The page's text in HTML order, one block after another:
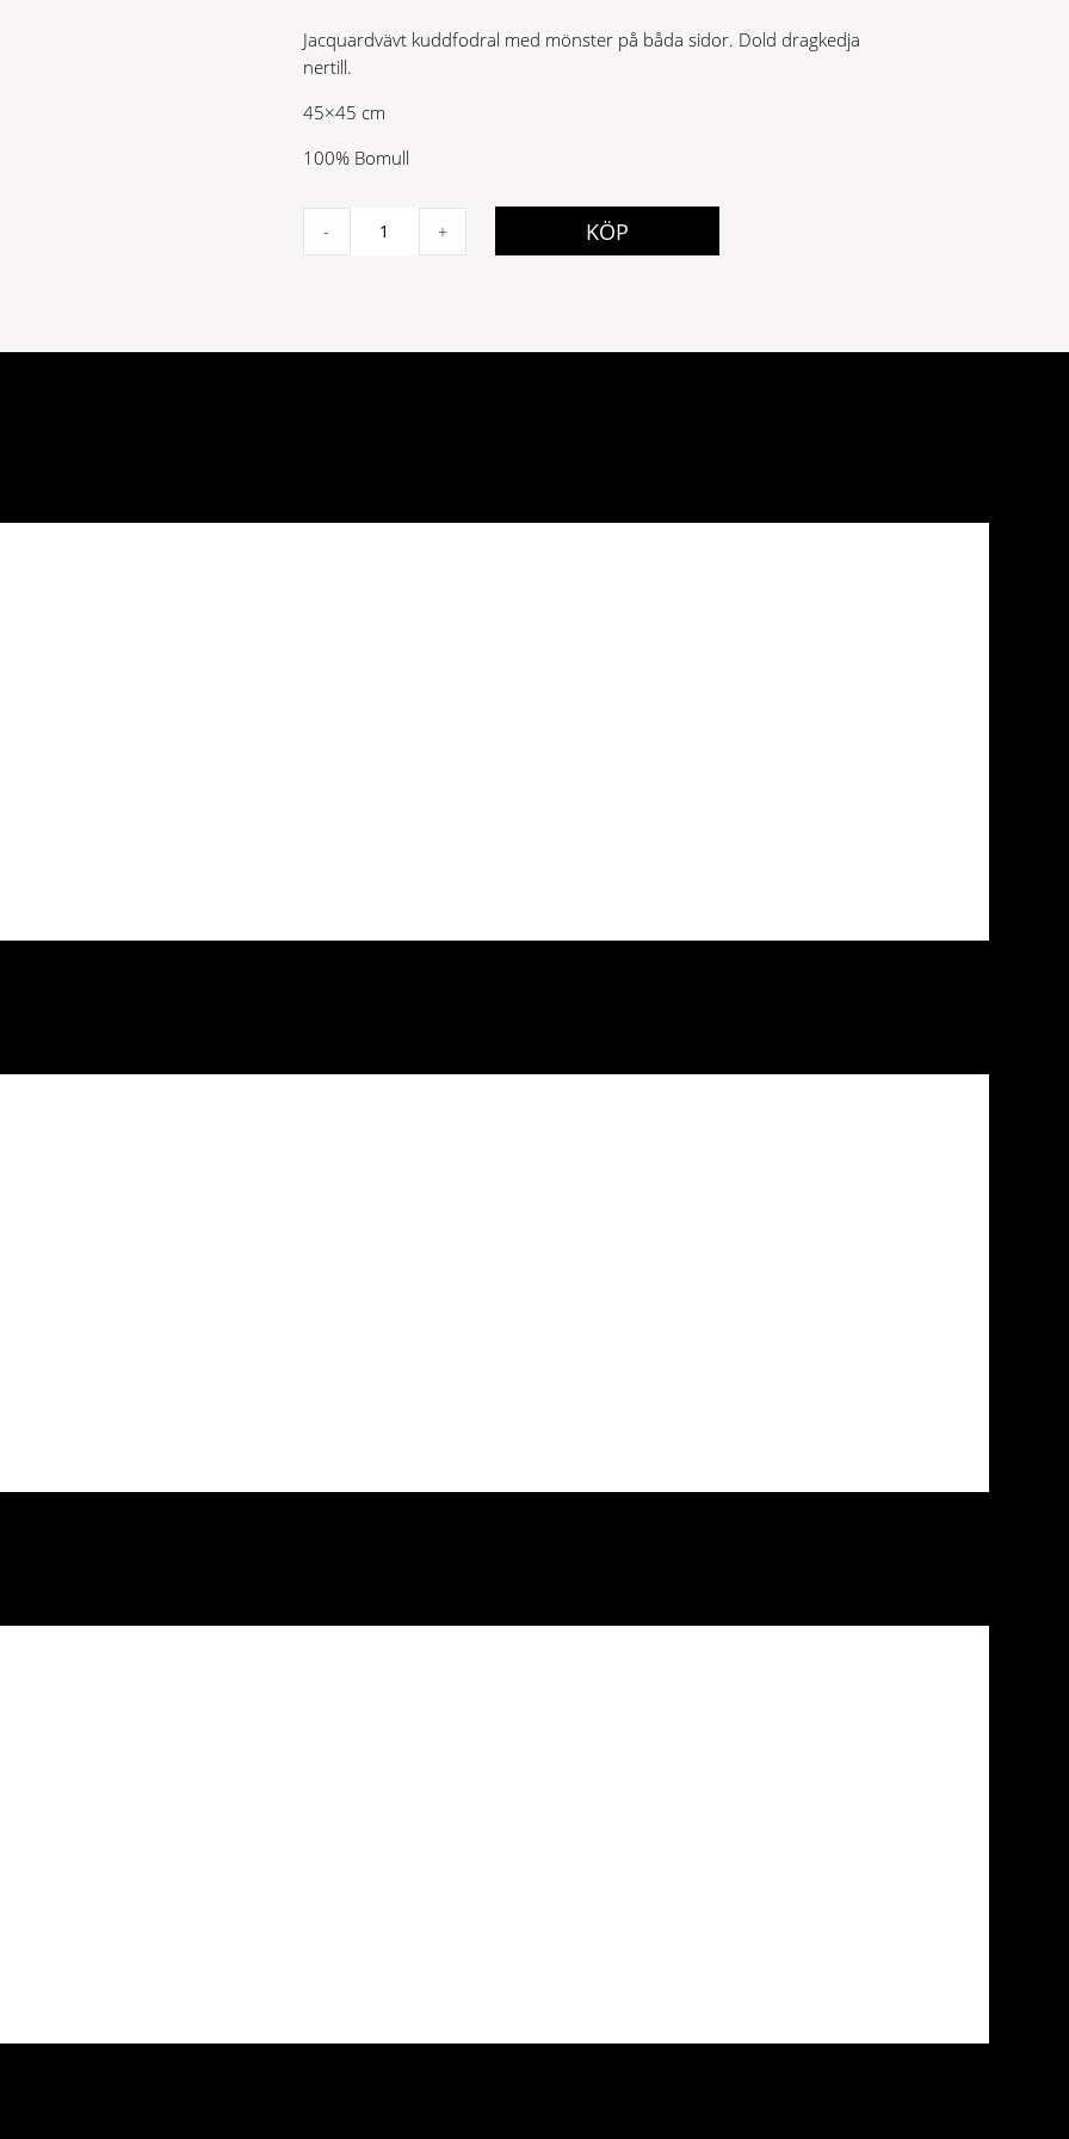
Jacquardvävt kuddfodral med mönster på båda sidor. Dold dragkedja
nertill.
45×45 cm
100% Bomull
- + KÖP